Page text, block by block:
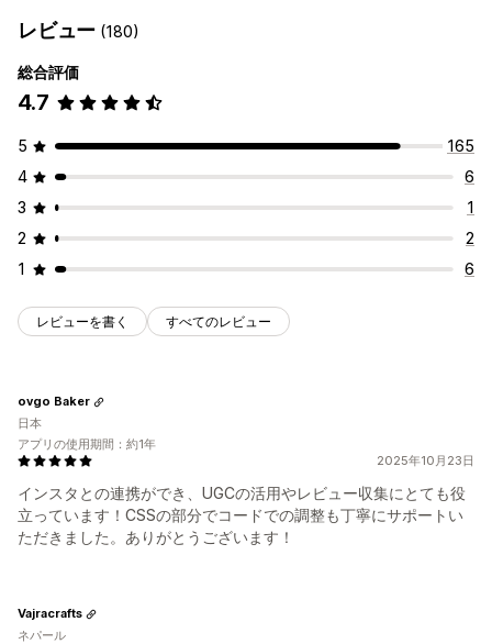
レビュー (180)
総合評価
4.7
5
165
4
6
3
1
2
2
1
6
レビューを書く すべてのレビュー
2025年10月23日
インスタとの連携ができ、UGCの活用やレビュー収集にとても役
立っています！CSSの部分でコードでの調整も丁寧にサポートい
ただきました。ありがとうございます！
ovgo Baker
日本
アプリの使用期間：約1年
Vajracrafts
ネパール